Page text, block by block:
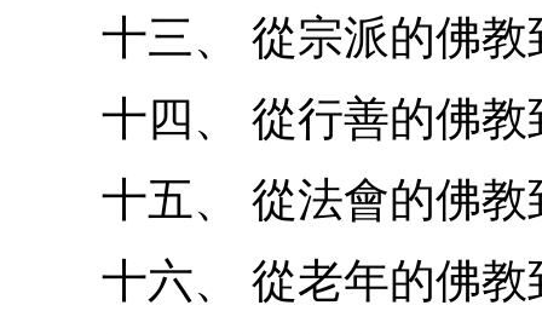
十三、 從宗派的佛教
十四、 從行善的佛教
十五、 從法會的佛教
十六、 從老年的佛教